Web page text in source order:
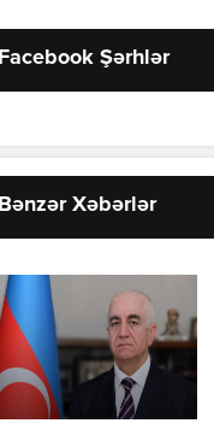
Facebook Şərhlər
Bənzər Xəbərlər